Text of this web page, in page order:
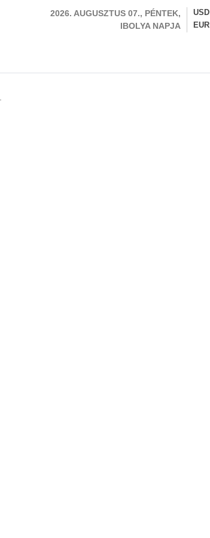
2026. AUGUSZTUS 07., PÉNTEK,
IBOLYA NAPJA
USD
EUR